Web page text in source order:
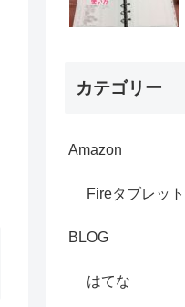
カテゴリー
Amazon
Fireタブレット
BLOG
はてな